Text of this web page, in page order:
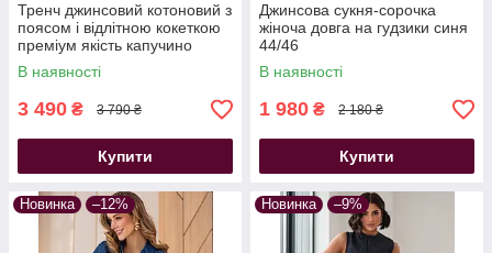
Тренч джинсовий котоновий з
поясом і відлітною кокеткою
преміум якість капучино
В наявності
3 490 ₴ 3 790 ₴
Купити
Джинсова сукня-сорочка
жіноча довга на гудзики синя
44/46
В наявності
1 980 ₴ 2 180 ₴
Купити
Новинка –12% Новинка –9%